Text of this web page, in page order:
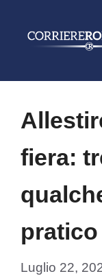
fiera:
pratico
Luglio 22,